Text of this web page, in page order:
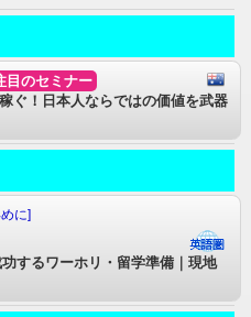
目のセミナー
ぐ！日本人ならではの価値を武器
に]
するワーホリ・留学準備｜現地